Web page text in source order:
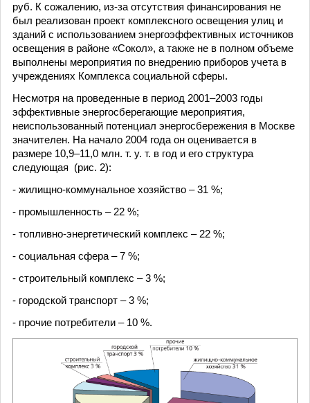
руб. К сожалению, из-за отсутствия финансирования не
был реализован проект комплексного освещения улиц и
зданий с использованием энергоэффективных источников
освещения в районе «Сокол», а также не в полном объеме
выполнены мероприятия по внедрению приборов учета в
учреждениях Комплекса социальной сферы.
Несмотря на проведенные в период 2001–2003 годы
эффективные энергосберегающие мероприятия,
неиспользованный потенциал энергосбережения в Москве
значителен. На начало 2004 года он оценивается в
размере 10,9–11,0 млн. т. у. т. в год и его структура
следующая (рис. 2):
- жилищно-коммунальное хозяйство – 31 %;
- промышленность – 22 %;
- топливно-энергетический комплекс – 22 %;
- социальная сфера – 7 %;
- строительный комплекс – 3 %;
- городской транспорт – 3 %;
- прочие потребители – 10 %.